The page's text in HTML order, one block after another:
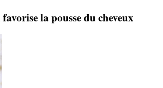
la pousse du cheveux